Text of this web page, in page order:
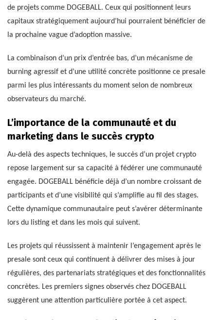
de projets comme DOGEBALL. Ceux qui positionnent leurs
capitaux stratégiquement aujourd’hui pourraient bénéficier de
la prochaine vague d’adoption massive.
La combinaison d’un prix d’entrée bas, d’un mécanisme de
burning agressif et d’une utilité concrète positionne ce presale
parmi les plus intéressants du moment selon de nombreux
observateurs du marché.
L’importance de la communauté et du
marketing dans le succès crypto
Au-delà des aspects techniques, le succès d’un projet crypto
repose largement sur sa capacité à fédérer une communauté
engagée. DOGEBALL bénéficie déjà d’un nombre croissant de
participants et d’une visibilité qui s’amplifie au fil des stages.
Cette dynamique communautaire peut s’avérer déterminante
lors du listing et dans les mois qui suivent.
Les projets qui réussissent à maintenir l’engagement après le
presale sont ceux qui continuent à délivrer des mises à jour
régulières, des partenariats stratégiques et des fonctionnalités
concrètes. Les premiers signes observés chez DOGEBALL
suggèrent une attention particulière portée à cet aspect.